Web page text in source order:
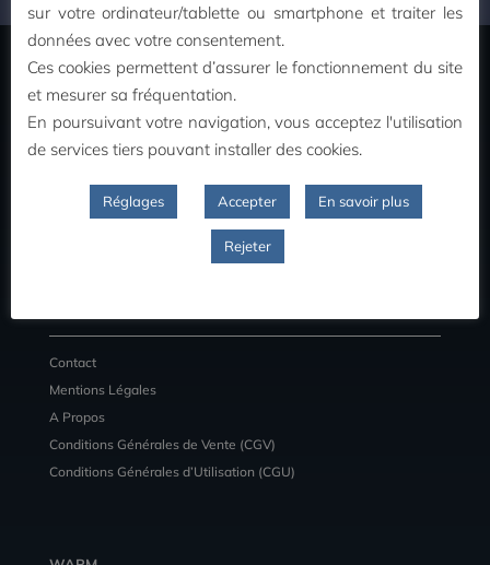
MON COMPTE
Commandes
Détail du compte
Déconnexion
Contact
Mentions Légales
A Propos
Conditions Générales de Vente (CGV)
Conditions Générales d’Utilisation (CGU)
sur votre ordinateur/tablette ou smartphone et traiter les
données avec votre consentement.
Ces cookies permettent d’assurer le fonctionnement du site
et mesurer sa fréquentation.
En poursuivant votre navigation, vous acceptez l'utilisation
de services tiers pouvant installer des cookies.
Réglages Accepter En savoir plus
Rejeter